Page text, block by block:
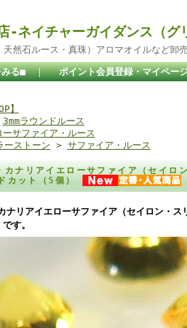
ネイチャーガイダンス（グ
然石ルース・真珠）アロマオイルなど卸
る■ ｜ ポイント会員登録・マイペー
】
3mmラウンドルース
ーサファイア・ルース
ーストーン > サファイア・ルース
カナリアイエローサファイア（セイ
カット（5個）
ナリアイエローサファイア（セイロン・
す。